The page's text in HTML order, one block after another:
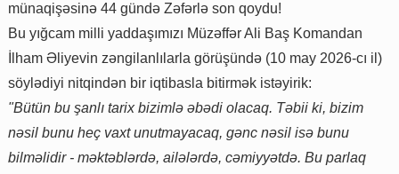
münaqişəsinə 44 gündə Zəfərlə son qoydu!
Bu yığcam milli yaddaşımızı Müzəffər Ali Baş Komandan
İlham Əliyevin zəngilanlılarla görüşündə (10 may 2026-cı il)
söylədiyi nitqindən bir iqtibasla bitirmək istəyirik:
"Bütün bu şanlı tarix bizimlə əbədi olacaq. Təbii ki, bizim
nəsil bunu heç vaxt unutmayacaq, gənc nəsil isə bunu
bilməlidir - məktəblərdə, ailələrdə, cəmiyyətdə. Bu parlaq